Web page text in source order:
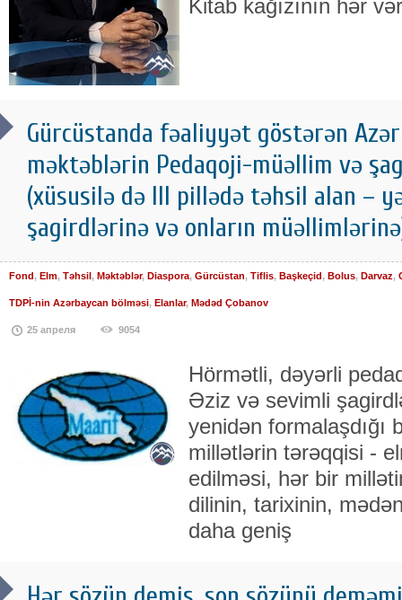
Kitab kağızının hər
Gürcüstanda fəaliyyət göstərən
məktəblərin Pedaqoji-müəllim və
(xüsusilə də III pillədə təhsil alan –
şagirdlərinə və onların
Fond , Elm, Təhsil , Məktəblər, Diaspora, Gürcüstan, Tiflis, Başkeçid , Bolus, Darvaz,
TDPİ-nin Azərbaycan bölməsi, Elanlar, Mədəd Çobanov
25 апреля 9054
Hörmətli, dəyərli
Əziz və sevimli
yenidən formalaşdığı
millətlərin tərəqqisi -
edilməsi, hər bir
dilinin, tarixinin,
daha geniş